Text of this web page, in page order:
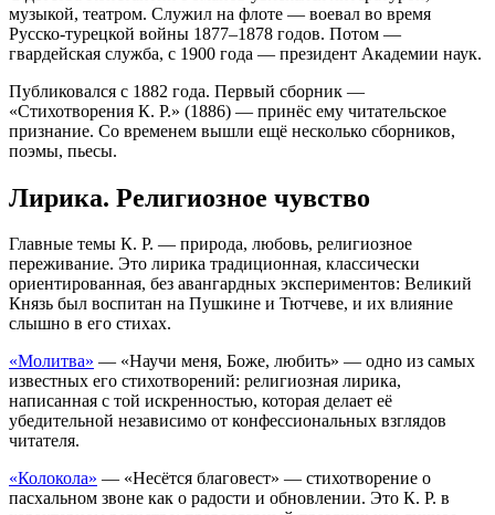
музыкой, театром. Служил на флоте — воевал во время
Русско-турецкой войны 1877–1878 годов. Потом —
гвардейская служба, с 1900 года — президент Академии наук.
Публиковался с 1882 года. Первый сборник —
«Стихотворения К. Р.» (1886) — принёс ему читательское
признание. Со временем вышли ещё несколько сборников,
поэмы, пьесы.
Лирика. Религиозное чувство
Главные темы К. Р. — природа, любовь, религиозное
переживание. Это лирика традиционная, классически
ориентированная, без авангардных экспериментов: Великий
Князь был воспитан на Пушкине и Тютчеве, и их влияние
слышно в его стихах.
«Молитва» — «Научи меня, Боже, любить» — одно из самых
известных его стихотворений: религиозная лирика,
написанная с той искренностью, которая делает её
убедительной независимо от конфессиональных взглядов
читателя.
«Колокола» — «Несётся благовест» — стихотворение о
пасхальном звоне как о радости и обновлении. Это К. Р. в